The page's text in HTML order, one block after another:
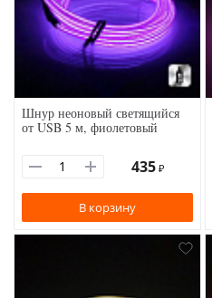
Шнур неоновый светящийся
от USB 5 м, фиолетовый
435 ₽
В корзину